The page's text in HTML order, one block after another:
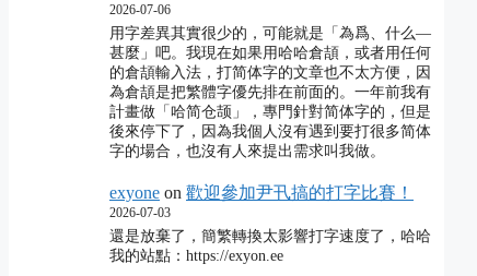
2026-07-06
用字差異其實很少的，可能就是「為爲、什么―
甚麼」吧。我現在如果用哈哈倉頡，或者用任何
的倉頡輸入法，打简体字的文章也不太方便，因
為倉頡是把繁體字優先排在前面的。一年前我有
計畫做「哈简仓颉」，專門針對简体字的，但是
後來停下了，因為我個人沒有遇到要打很多简体
字的場合，也沒有人來提出需求叫我做。
exyone on 歡迎參加尹卂搞的打字比賽！
2026-07-03
還是放棄了，簡繁轉換太影響打字速度了，哈哈
我的站點：https://exyon.ee